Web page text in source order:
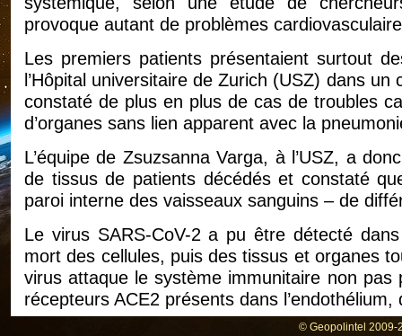
provoque autant de problèmes
Les premiers patients présentaient surtout
l’Hôpital universitaire de Zurich (USZ) dans
constaté de plus en plus de cas de troubles
d’organes sans lien apparent avec la
L’équipe de Zsuzsanna Varga, à l’USZ, a
de tissus de patients décédés et constaté
paroi interne des vaisseaux sanguins – de
Le virus SARS-CoV-2 a pu être détecté
mort des cellules, puis des tissus et organes
virus attaque le système immunitaire non
récepteurs ACE2 présents dans
© Geopolintel 2009-